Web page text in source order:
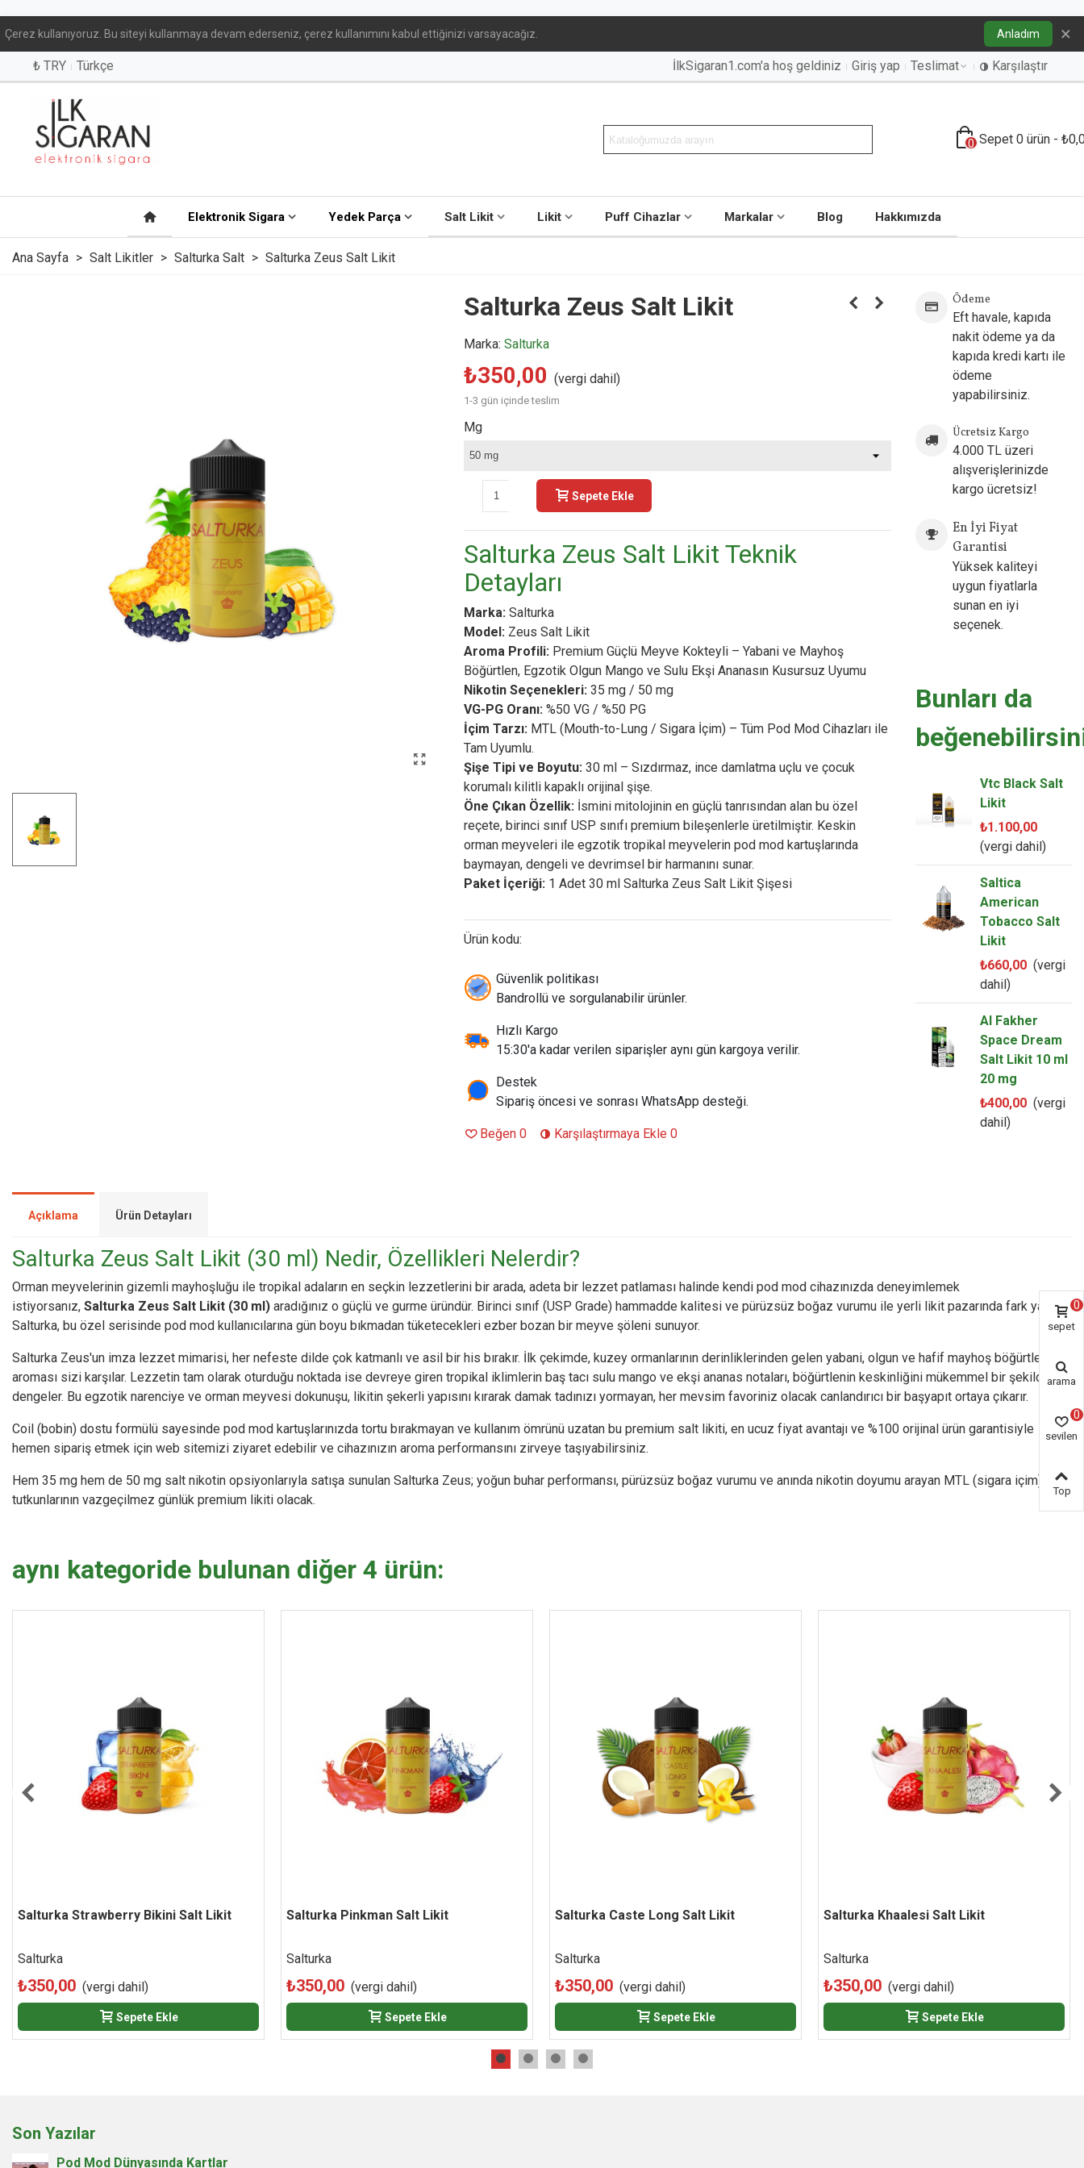
Çerez kullanıyoruz. Bu siteyi kullanmaya devam ederseniz, çerez kullanımını kabul ettiğinizi varsayacağız. Anladım ×
₺ TRY Türkçe İlkSigaran1.com'a hoş geldiniz Giriş yap Teslimat Karşılaştır
0 Sepet 0 ürün -
Elektronik Sigara Yedek Parça Salt Likit Likit Puff Cihazlar Markalar Blog Hakkımızda
Ana Sayfa > Salt Likitler > Salturka Salt > Salturka Zeus Salt Likit
Salturka Zeus Salt Likit
Marka: Salturka
₺350,00 (vergi dahil)
1-3 gün içinde teslim
Mg
Sepete Ekle
Salturka Zeus Salt Likit Teknik
Detayları
Marka: Salturka
Model: Zeus Salt Likit
Aroma Profili: Premium Güçlü Meyve Kokteyli – Yabani ve Mayhoş
Böğürtlen, Egzotik Olgun Mango ve Sulu Ekşi Ananasın Kusursuz Uyumu
Nikotin Seçenekleri: 35 mg / 50 mg
VG-PG Oranı: %50 VG / %50 PG
İçim Tarzı: MTL (Mouth-to-Lung / Sigara İçim) – Tüm Pod Mod Cihazları ile
Tam Uyumlu.
Şişe Tipi ve Boyutu: 30 ml – Sızdırmaz, ince damlatma uçlu ve çocuk
korumalı kilitli kapaklı orijinal şişe.
Öne Çıkan Özellik: İsmini mitolojinin en güçlü tanrısından alan bu özel
reçete, birinci sınıf USP sınıfı premium bileşenlerle üretilmiştir. Keskin
orman meyveleri ile egzotik tropikal meyvelerin pod mod kartuşlarında
baymayan, dengeli ve devrimsel bir harmanını sunar.
Paket İçeriği: 1 Adet 30 ml Salturka Zeus Salt Likit Şişesi
Ürün kodu:
Güvenlik politikası
Bandrollü ve sorgulanabilir ürünler.
Hızlı Kargo
15:30'a kadar verilen siparişler aynı gün kargoya verilir.
Destek
Sipariş öncesi ve sonrası WhatsApp desteği.
Beğen 0 Karşılaştırmaya Ekle 0
Ödeme
Eft havale, kapıda
nakit ödeme ya da
kapıda kredi kartı ile
ödeme
yapabilirsiniz.
Ücretsiz Kargo
4.000 TL üzeri
alışverişlerinizde
kargo ücretsiz!
En İyi Fiyat
Garantisi
Yüksek kaliteyi
uygun fiyatlarla
sunan en iyi
seçenek.
Bunları da
Vtc Black Salt
Likit
₺1.100,00
(vergi dahil)
Saltica
American
Tobacco Salt
Likit
₺660,00 (vergi
dahil)
Al Fakher
Space Dream
Salt Likit 10 ml
20 mg
₺400,00 (vergi
dahil)
Açıklama Ürün Detayları
Salturka Zeus Salt Likit (30 ml) Nedir, Özellikleri Nelerdir?
Orman meyvelerinin gizemli mayhoşluğu ile tropikal adaların en seçkin lezzetlerini bir arada, adeta bir lezzet patlaması halinde kendi pod mod cihazınızda deneyimlemek
istiyorsanız, Salturka Zeus Salt Likit (30 ml) aradığınız o güçlü ve gurme üründür. Birinci sınıf (USP Grade) hammadde kalitesi ve pürüzsüz boğaz vurumu ile yerli likit pazarında fark yaratan
Salturka, bu özel serisinde pod mod kullanıcılarına gün boyu bıkmadan tüketecekleri ezber bozan bir meyve şöleni sunuyor.
Salturka Zeus'un imza lezzet mimarisi, her nefeste dilde çok katmanlı ve asil bir his bırakır. İlk çekimde, kuzey ormanlarının derinliklerinden gelen yabani, olgun ve hafif mayhoş böğürtlen
aroması sizi karşılar. Lezzetin tam olarak oturduğu noktada ise devreye giren tropikal iklimlerin baş tacı sulu mango ve ekşi ananas notaları, böğürtlenin keskinliğini mükemmel bir şekilde
dengeler. Bu egzotik narenciye ve orman meyvesi dokunuşu, likitin şekerli yapısını kırarak damak tadınızı yormayan, her mevsim favoriniz olacak canlandırıcı bir başyapıt ortaya çıkarır.
Coil (bobin) dostu formülü sayesinde pod mod kartuşlarınızda tortu bırakmayan ve kullanım ömrünü uzatan bu premium salt likiti, en ucuz fiyat avantajı ve %100 orijinal ürün garantisiyle
hemen sipariş etmek için web sitemizi ziyaret edebilir ve cihazınızın aroma performansını zirveye taşıyabilirsiniz.
Hem 35 mg hem de 50 mg salt nikotin opsiyonlarıyla satışa sunulan Salturka Zeus; yoğun buhar performansı, pürüzsüz boğaz vurumu ve anında nikotin doyumu arayan MTL (sigara içim)
tutkunlarının vazgeçilmez günlük premium likiti olacak.
aynı kategoride bulunan diğer 4 ürün:
Beğen
Salturka Strawberry Bikini Salt Likit
Salturka
₺350,00 (vergi dahil)
Sepete Ekle
Beğen
Salturka Pinkman Salt Likit
Salturka
₺350,00 (vergi dahil)
Sepete Ekle
Beğen
Salturka Caste Long Salt Likit
Salturka
₺350,00 (vergi dahil)
Sepete Ekle
Beğen
Salturka Khaalesi Salt Likit
Salturka
₺350,00 (vergi dahil)
Sepete Ekle
Son Yazılar
Pod Mod Dünyasında Kartlar
sepet
0
arama
sevilen
0
Top